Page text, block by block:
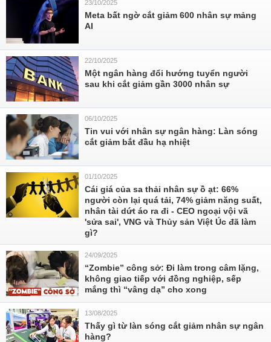
23/10/2025
Meta bất ngờ cắt giảm 600 nhân sự mảng
AI
22/10/2025
Một ngân hàng đổi hướng tuyển người
sau khi cắt giảm gần 3000 nhân sự
06/10/2025
Tin vui với nhân sự ngân hàng: Làn sóng
cắt giảm bắt đầu hạ nhiệt
01/10/2025
Cái giá của sa thải nhân sự ồ ạt: 66%
người còn lại quá tải, 74% giảm năng suất,
nhân tài dứt áo ra đi - CEO ngoại vội vã
'sửa sai', VNG và Thủy sản Việt Úc đã làm
gì?
24/09/2025
“Zombie” công sở: Đi làm trong câm lặng,
không giao tiếp với đồng nghiệp, sếp
mắng thì “vâng dạ” cho xong
13/08/2025
Thấy gì từ làn sóng cắt giảm nhân sự ngân
hàng?